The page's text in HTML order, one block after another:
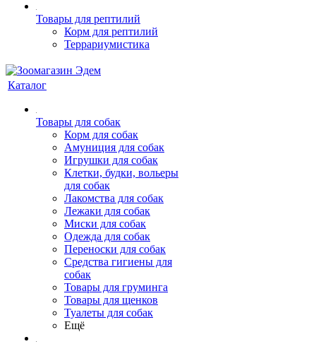
Товары для рептилий
Корм для рептилий
Террариумистика
Каталог
Товары для собак
Корм для собак
Амуниция для собак
Игрушки для собак
Клетки, будки, вольеры
для собак
Лакомства для собак
Лежаки для собак
Миски для собак
Одежда для собак
Переноски для собак
Средства гигиены для
собак
Товары для груминга
Товары для щенков
Туалеты для собак
Ещё